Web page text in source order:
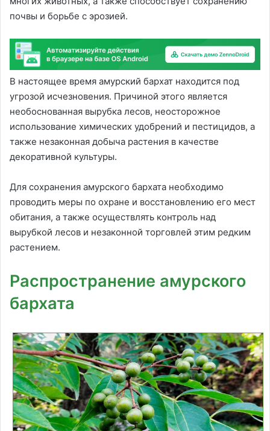
почвы и борьбе с эрозией.
В настоящее время амурский бархат находится под
угрозой исчезновения. Причиной этого является
необоснованная вырубка лесов, неосторожное
использование химических удобрений и пестицидов, а
также незаконная добыча растения в качестве
декоративной культуры.
Для сохранения амурского бархата необходимо
проводить меры по охране и восстановлению его мест
обитания, а также осуществлять контроль над
вырубкой лесов и незаконной торговлей этим редким
растением.
Распространение амурского
бархата